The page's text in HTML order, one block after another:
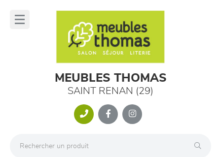
MEUBLES THOMAS
SAINT RENAN (29)